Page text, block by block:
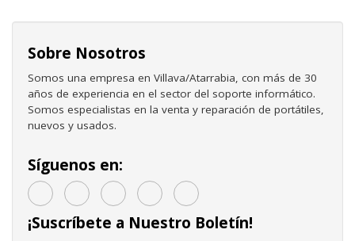
Sobre Nosotros
Somos una empresa en Villava/Atarrabia, con más de 30
años de experiencia en el sector del soporte informático.
Somos especialistas en la venta y reparación de portátiles,
nuevos y usados.
Síguenos en:
¡Suscríbete a Nuestro Boletín!